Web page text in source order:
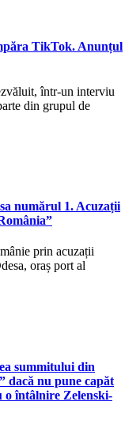
TikTok. Anunțul
într-un interviu
din grupul de
numărul 1. Acuzații
prin acuzații
oraș port al
summitului din
dacă nu pune capăt
o întâlnire Zelenski-